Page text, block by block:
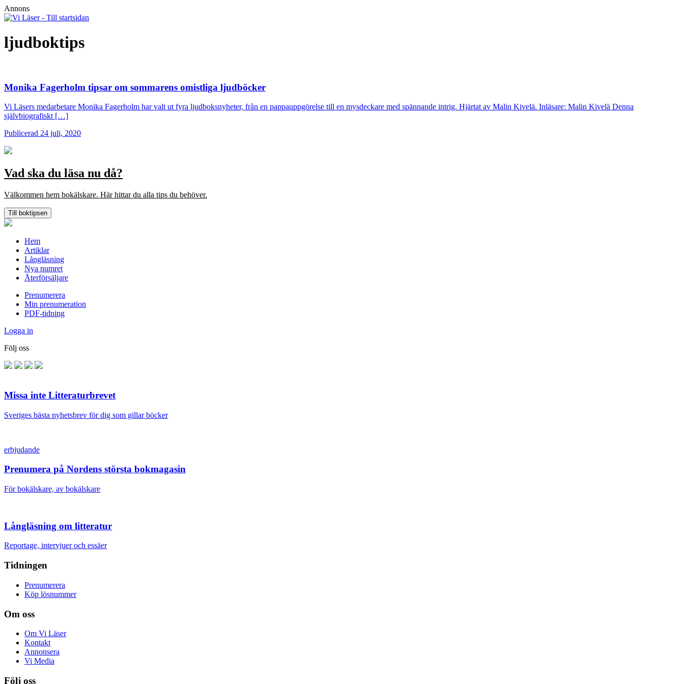
Annons
ljudboktips
Monika Fagerholm tipsar om sommarens omistliga ljudböcker
Vi Läsers medarbetare Monika Fagerholm har valt ut fyra ljudboksnyheter, från en pappauppgörelse till en mysdeckare med spännande intrig. Hjärtat av Malin Kivelä. Inläsare: Malin Kivelä Denna
självbiografiskt […]
Publicerad 24 juli, 2020
Vad ska du läsa nu då?
Välkommen hem bokälskare. Här hittar du alla tips du behöver.
Till boktipsen
Hem
Artiklar
Långläsning
Nya numret
Återförsäljare
Prenumerera
Min prenumeration
PDF-tidning
Logga in
Följ oss
Missa inte Litteraturbrevet
Sveriges bästa nyhetsbrev för dig som gillar böcker
erbjudande
Prenumera på Nordens största bokmagasin
För bokälskare, av bokälskare
Långläsning om litteratur
Reportage, intervjuer och essäer
Tidningen
Prenumerera
Köp lösnummer
Om oss
Om Vi Läser
Kontakt
Annonsera
Vi Media
Följ oss